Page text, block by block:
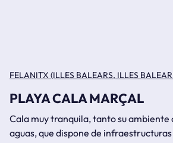
FELANITX (ILLES BALEARS, ILLES
PLAYA CALA MARÇAL
Cala muy tranquila, tanto su ambiente
aguas, que dispone de